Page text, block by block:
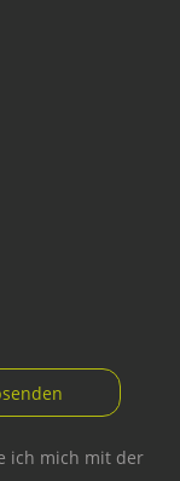
ich mich mit der